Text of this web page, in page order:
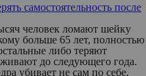
самостоятельность после
человек ломают шейку
больше 65 лет, полностью
либо теряют
до следующего года.
убивает не сам по себе,